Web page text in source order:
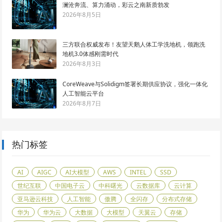
澜沧奔流、算力涌动，彩云之南新质勃发
2026年8月5日
三方联合权威发布！友望天鹅人体工学洗地机，领跑洗
地机3.0体感刚需时代
2026年8月3日
CoreWeave与Solidigm签署长期供应协议，强化一体化
人工智能云平台
2026年8月7日
热门标签
AI AIGC AI大模型 AWS INTEL
SSD
世纪互联
中国电子云 中科曙光 云数据库
云计算
亚马逊云科技
人工智能 傲腾 全闪存
分布式存储
华为
华为云 大数据 大模型 天翼云
存储